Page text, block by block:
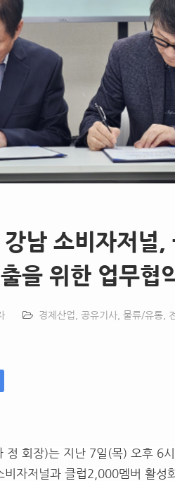
남 소비자저널,
을 위한 업무협
경제산업 공유기사 물류/유통
정 회장)는 지난 7일(목) 오후 6
비자저널과 클럽2,000멤버 활성